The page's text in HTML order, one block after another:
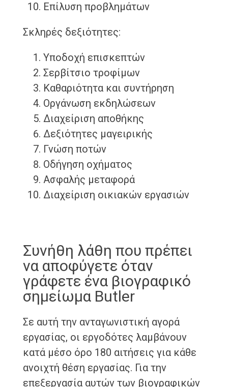
Επίλυση προβλημάτων
Σκληρές δεξιότητες:
Υποδοχή επισκεπτών
Σερβίτσιο τροφίμων
Καθαριότητα και συντήρηση
Οργάνωση εκδηλώσεων
Διαχείριση αποθήκης
Δεξιότητες μαγειρικής
Γνώση ποτών
Οδήγηση οχήματος
Ασφαλής μεταφορά
Διαχείριση οικιακών εργασιών
Συνήθη λάθη που πρέπει
να αποφύγετε όταν
γράφετε ένα βιογραφικό
σημείωμα Butler
Σε αυτή την ανταγωνιστική αγορά
εργασίας, οι εργοδότες λαμβάνουν
κατά μέσο όρο 180 αιτήσεις για κάθε
ανοιχτή θέση εργασίας. Για την
επεξεργασία αυτών των βιογραφικών